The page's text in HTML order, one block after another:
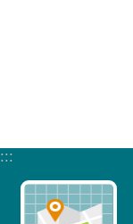
:::